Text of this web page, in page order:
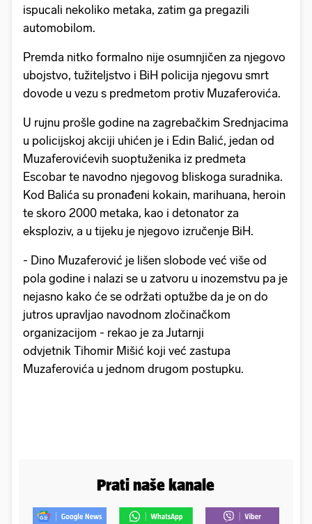
ispucali nekoliko metaka, zatim ga pregazili
automobilom.
Premda nitko formalno nije osumnjičen za njegovo
ubojstvo, tužiteljstvo i BiH policija njegovu smrt
dovode u vezu s predmetom protiv Muzaferovića.
U rujnu prošle godine na zagrebačkim Srednjacima
u policijskoj akciji uhićen je i Edin Balić, jedan od
Muzaferovićevih suoptuženika iz predmeta
Escobar te navodno njegovog bliskoga suradnika.
Kod Balića su pronađeni kokain, marihuana, heroin
te skoro 2000 metaka, kao i detonator za
eksploziv, a u tijeku je njegovo izručenje BiH.
- Dino Muzaferović je lišen slobode već više od
pola godine i nalazi se u zatvoru u inozemstvu pa je
nejasno kako će se održati optužbe da je on do
jutros upravljao navodnom zločinačkom
organizacijom - rekao je za Jutarnji
odvjetnik Tihomir Mišić koji već zastupa
Muzaferovića u jednom drugom postupku.
Prati naše kanale